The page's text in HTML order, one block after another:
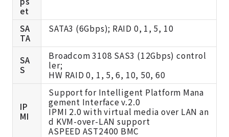
et
SA
TA
SATA3 (6Gbps); RAID 0, 1, 5, 10
SA
S
Broadcom 3108 SAS3 (12Gbps) control
ler;
HW RAID 0, 1, 5, 6, 10, 50, 60
IP
MI
Support for Intelligent Platform Mana
gement Interface v.2.0
IPMI 2.0 with virtual media over LAN an
d KVM-over-LAN support
ASPEED AST2400 BMC